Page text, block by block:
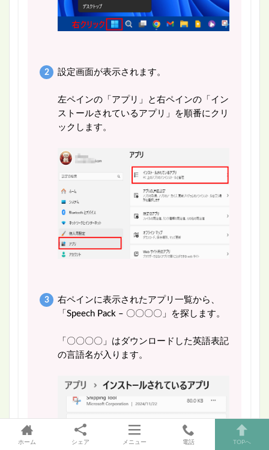
設定画面が表示されます。
左ペインの「アプリ」と右ペインの「イン
ストールされているアプリ」を順番にクリ
ックします。
右ペインに表示されたアプリ一覧から、
「Speech Pack – 〇〇〇〇」を探します。
「〇〇〇〇」はダウンロードした英語表記
の言語名が入ります。
ホーム シェア メニュー 電話 TOPへ